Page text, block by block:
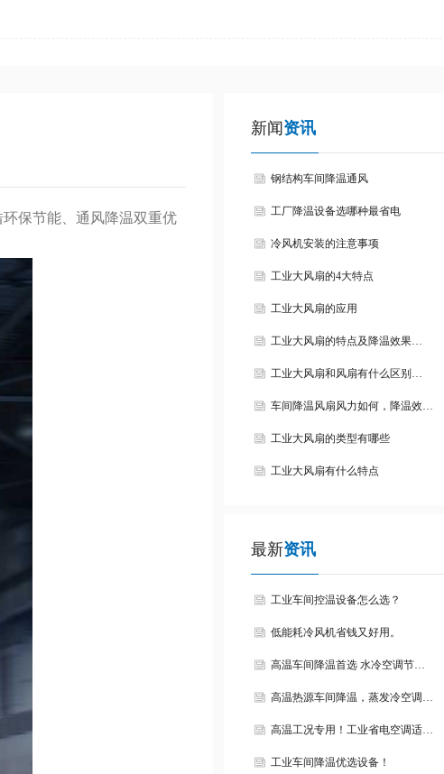
保节能、通风降温双重优
新闻 资讯
钢结构车间降温通风
工厂降温设备选哪种最省电
冷风机安装的注意事项
工业大风扇的4大特点
工业大风扇的应用
工业大风扇的特点及降温效果…
工业大风扇和风扇有什么区别…
车间降温风扇风力如何，降温效…
工业大风扇的类型有哪些
工业大风扇有什么特点
最新资讯
工业车间控温设备怎么选？
低能耗冷风机省钱又好用。
高温车间降温首选 水冷空调节…
高温热源车间降温，蒸发冷空调…
高温工况专用！工业省电空调适…
工业车间降温优选设备！